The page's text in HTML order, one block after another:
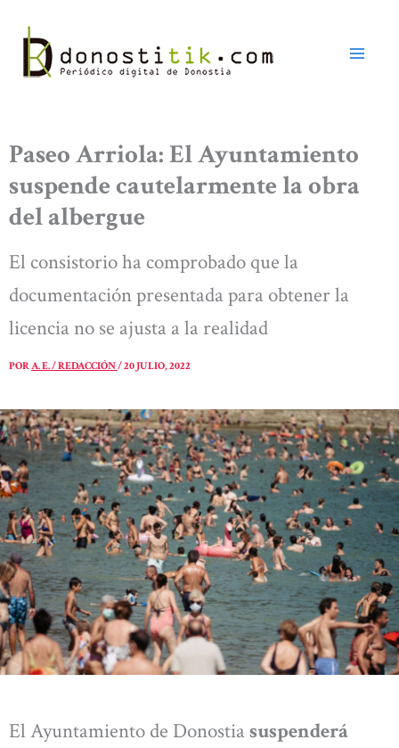
contenido
Paseo Arriola: El Ayuntamiento
suspende cautelarmente la obra
del albergue
El consistorio ha comprobado que la
documentación presentada para obtener la
licencia no se ajusta a la realidad
PORA. E. / REDACCIÓN/20 JULIO, 2022
El Ayuntamiento de Donostia suspenderá